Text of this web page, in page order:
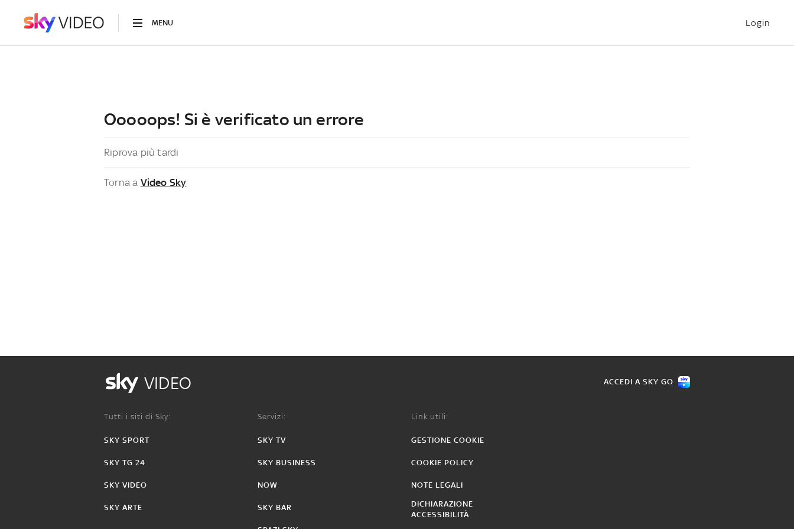
MENU Login
Ooooops! Si è verificato un errore
Riprova più tardi
Torna a Video Sky
VIDEO ACCEDI A SKY GO
Tutti i siti di Sky:
SKY SPORT
SKY TG 24
SKY VIDEO
SKY ARTE
Servizi:
SKY TV
SKY BUSINESS
NOW
SKY BAR
Link utili:
GESTIONE COOKIE
COOKIE POLICY
NOTE LEGALI
DICHIARAZIONE
ACCESSIBILITÀ